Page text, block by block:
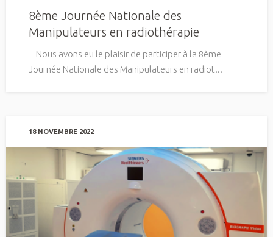
8ème Journée Nationale des
Manipulateurs en radiothérapie
Nous avons eu le plaisir de participer à la 8ème
Journée Nationale des Manipulateurs en radiot...
18 NOVEMBRE 2022